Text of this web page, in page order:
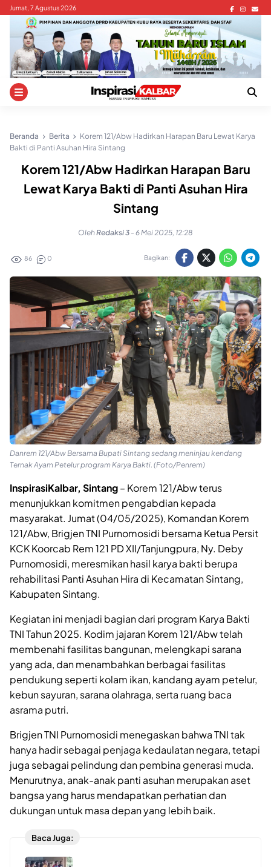
Skip
content
Jumat, 7 Agustus 2026
Beranda Berita
Korem 121/Abw Hadirkan Harapan Baru Lewat Karya
Bakti di Panti Asuhan Hira Sintang
Korem 121/Abw Hadirkan Harapan Baru
Lewat Karya Bakti di Panti Asuhan Hira
Sintang
OlehRedaksi 3 - 6 Mei 2025, 12:28
86 0 Bagikan:
Danrem 121/Abw Bersama Bupati Sintang sedang meninjau kendang
Ternak Ayam Petelur program Karya Bakti. (Foto/Penrem)
InspirasiKalbar, Sintang– Korem 121/Abw terus
menunjukkan komitmen pengabdian kepada
masyarakat. Jumat (04/05/2025), Komandan Korem
121/Abw, Brigjen TNI Purnomosidi bersama Ketua Persit
KCK Koorcab Rem 121 PD XII/Tanjungpura, Ny. Deby
Purnomosidi, meresmikan hasil karya bakti berupa
rehabilitasi Panti Asuhan Hira di Kecamatan Sintang,
Kabupaten Sintang.
Kegiatan ini menjadi bagian dari program Karya Bakti
TNI Tahun 2025. Kodim jajaran Korem 121/Abw telah
membenahi fasilitas bangunan, melengkapi sarana
yang ada, dan menambahkan berbagai fasilitas
pendukung seperti kolam ikan, kandang ayam petelur,
kebun sayuran, sarana olahraga, serta ruang baca
asrama putri.
Brigjen TNI Purnomosidi menegaskan bahwa TNI tak
hanya hadir sebagai penjaga kedaulatan negara, tetapi
juga sebagai pelindung dan pembina generasi muda.
Menurutnya, anak-anak panti asuhan merupakan aset
bangsa yang harus mendapatkan perhatian dan
dukungan untuk masa depan yang lebih baik.
Baca Juga: